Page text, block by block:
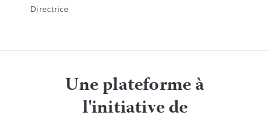
Directrice
Une plateforme à
l'initiative de